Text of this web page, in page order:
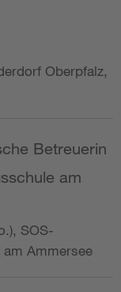
Oberpfalz,
Betreuerin
am
SOS-
Ammersee